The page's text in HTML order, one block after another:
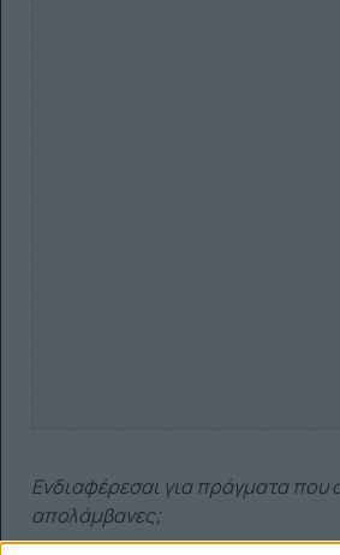
Ενδιαφέρεσαι για πράγματα που
απολάμβανες;